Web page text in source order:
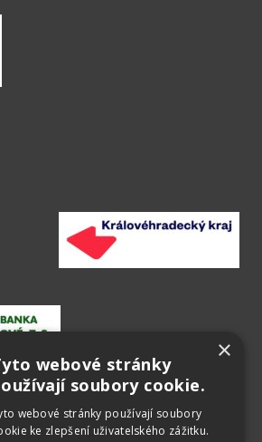
×
webové stránky
soubory cookie.
webové stránky používají soubory
ke zlepšení uživatelského zážitku.